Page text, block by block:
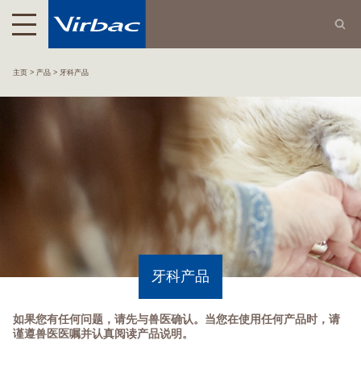
主页 产品 牙科产品
牙科产品
如果您有任何问题，请先与兽医确认。当您在使用任何产品时，请
谨遵兽医医嘱并认真阅读产品说明。